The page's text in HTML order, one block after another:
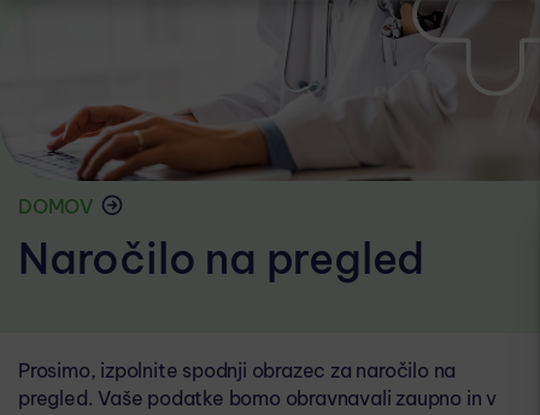
DOMOV
Naročilo na pregled
Prosimo, izpolnite spodnji obrazec za naročilo na
pregled. Vaše podatke bomo obravnavali zaupno in v